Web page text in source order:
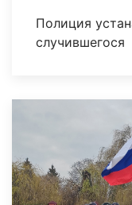
Полиция
случившегося